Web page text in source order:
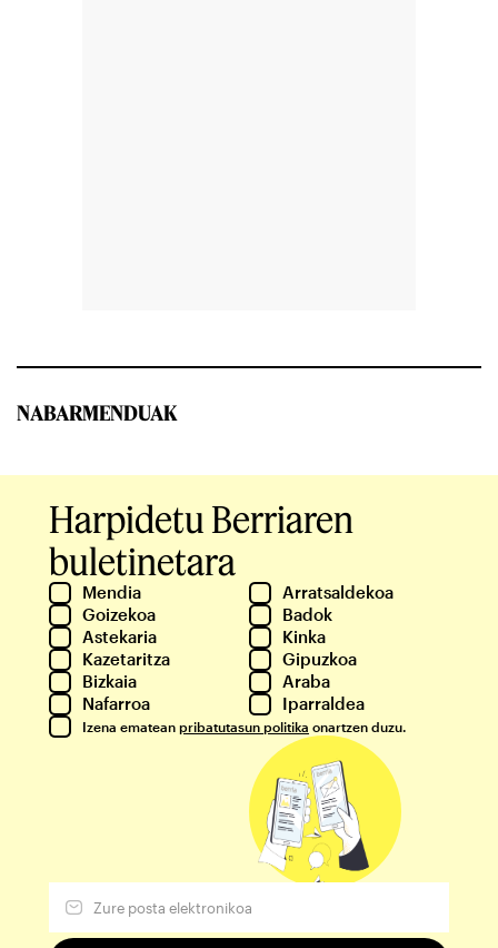
NABARMENDUAK
Harpidetu Berriaren
buletinetara
Mendia
Arratsaldekoa
Goizekoa
Badok
Astekaria
Kinka
Kazetaritza
Gipuzkoa
Bizkaia
Araba
Nafarroa
Iparraldea
Izena ematean pribatutasun politika onartzen duzu.